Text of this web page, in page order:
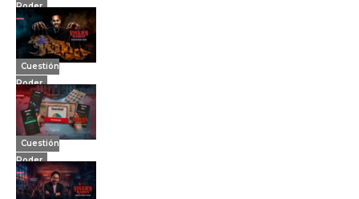
Poder
Cuestión
Poder
Cuestión
Poder